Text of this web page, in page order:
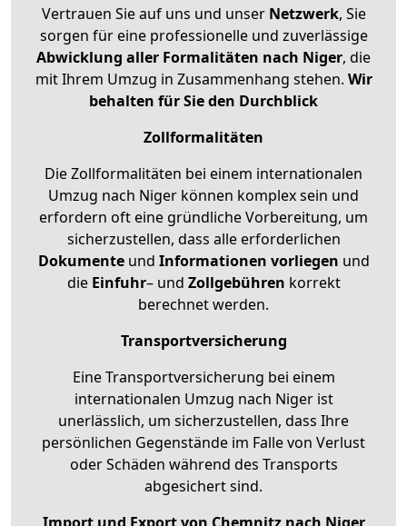
Vertrauen Sie auf uns und unser Netzwerk, Sie
sorgen für eine professionelle und zuverlässige
Abwicklung aller Formalitäten nach Niger, die
mit Ihrem Umzug in Zusammenhang stehen. Wir
behalten für Sie den Durchblick
Zollformalitäten
Die Zollformalitäten bei einem internationalen
Umzug nach Niger können komplex sein und
erfordern oft eine gründliche Vorbereitung, um
sicherzustellen, dass alle erforderlichen
Dokumenteund Informationen vorliegen und
die Einfuhr– und Zollgebühren korrekt
berechnet werden.
Transportversicherung
Eine Transportversicherung bei einem
internationalen Umzug nach Niger ist
unerlässlich, um sicherzustellen, dass Ihre
persönlichen Gegenstände im Falle von Verlust
oder Schäden während des Transports
abgesichert sind.